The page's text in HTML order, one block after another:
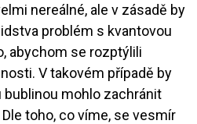
nereálné, ale v zásadě by
problém s kvantovou
abychom se rozptýlili
V takovém případě by
mohlo zachránit
toho, co víme, se vesmír